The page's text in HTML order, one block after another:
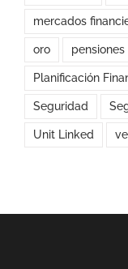
mercados
oro pensiones
Planificación
Seguridad
Unit Linked